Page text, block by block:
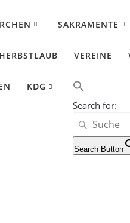
SAKRAMENTE
VEREINE
KDG
Search for:
Search Button